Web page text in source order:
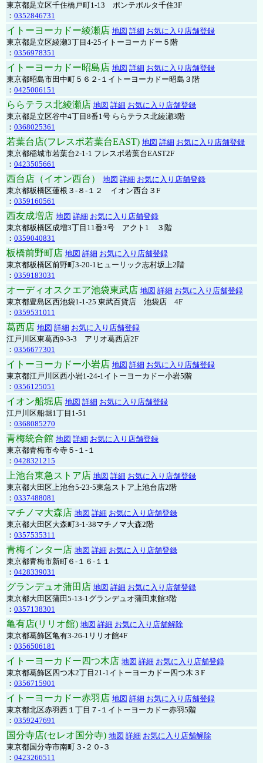
東京都足立区千住橋戸町1-13 ポンテポルタ千住3F
： 0352846731
イトーヨーカドー綾瀬店 地図 詳細 お気に入り店舗登録
東京都足立区綾瀬3丁目4-25イトーヨーカドー５階
： 0356978351
イトーヨーカドー昭島店 地図 詳細 お気に入り店舗登録
東京都昭島市田中町５６２-１イトーヨーカドー昭島３階
： 0425006151
ららテラス北綾瀬店 地図 詳細 お気に入り店舗登録
東京都足立区谷中4丁目8番1号 ららテラス北綾瀬3階
： 0368025361
若葉台店(フレスポ若葉台EAST) 地図 詳細 お気に入り店舗登録
東京都稲城市若葉台2-1-1 フレスポ若葉台EAST2F
： 0423505661
西台店（イオン西台） 地図 詳細 お気に入り店舗登録
東京都板橋区蓮根３-８-１２ イオン西台３F
： 0359160561
西友成増店 地図 詳細 お気に入り店舗登録
東京都板橋区成増3丁目11番3号 アクト1 ３階
： 0359040831
板橋前野町店 地図 詳細 お気に入り店舗登録
東京都板橋区前野町3-20-1ヒューリック志村坂上2階
： 0359183031
オーディオスクエア池袋東武店 地図 詳細 お気に入り店舗登録
東京都豊島区西池袋1-1-25 東武百貨店 池袋店 4F
： 0359531011
葛西店 地図 詳細 お気に入り店舗登録
江戸川区東葛西9-3-3 アリオ葛西店2F
： 0356677301
イトーヨーカドー小岩店 地図 詳細 お気に入り店舗登録
東京都江戸川区西小岩1-24-1イトーヨーカドー小岩5階
： 0356125051
イオン船堀店 地図 詳細 お気に入り店舗登録
江戸川区船堀1丁目1-51
： 0368085270
青梅統合館 地図 詳細 お気に入り店舗登録
東京都青梅市今寺５-１-１
： 0428321215
上池台東急ストア店 地図 詳細 お気に入り店舗登録
東京都大田区上池台5-23-5東急ストア上池台店2階
： 0337488081
マチノマ大森店 地図 詳細 お気に入り店舗登録
東京都大田区大森町3-1-38マチノマ大森2階
： 0357535311
青梅インター店 地図 詳細 お気に入り店舗登録
東京都青梅市新町６-１６-１１
： 0428339031
グランデュオ蒲田店 地図 詳細 お気に入り店舗登録
東京都大田区蒲田5-13-1グランデュオ蒲田東館3階
： 0357138301
亀有店(リリオ館) 地図 詳細 お気に入り店舗解除
東京都葛飾区亀有3-26-1リリオ館4F
： 0356506181
イトーヨーカドー四つ木店 地図 詳細 お気に入り店舗登録
東京都葛飾区四つ木2丁目21-1イトーヨーカドー四つ木３F
： 0356715901
イトーヨーカドー赤羽店 地図 詳細 お気に入り店舗登録
東京都北区赤羽西１丁目７-１イトーヨーカドー赤羽5階
： 0359247691
国分寺店(セレオ国分寺) 地図 詳細 お気に入り店舗解除
東京都国分寺市南町３-２０-３
： 0423266511